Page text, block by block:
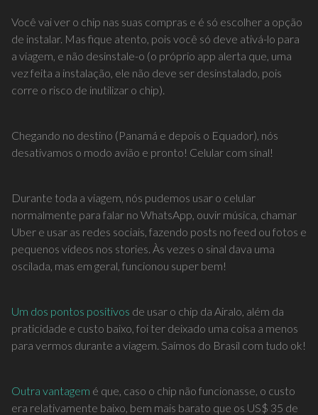
Você vai ver o chip nas suas compras e é só escolher a opção
de instalar. Mas fique atento, pois você só deve ativá-lo para
a viagem, e não desinstale-o (o próprio app alerta que, uma
vez feita a instalação, ele não deve ser desinstalado, pois
corre o risco de inutilizar o chip).
Chegando no destino (Panamá e depois o Equador), nós
desativamos o modo avião e pronto! Celular com sinal!
Durante toda a viagem, nós pudemos usar o celular
normalmente para falar no WhatsApp, ouvir música, chamar
Uber e usar as redes sociais, fazendo posts no feed ou fotos e
pequenos vídeos nos stories. Às vezes o sinal dava uma
oscilada, mas em geral, funcionou super bem!
Um dos pontos positivos de usar o chip da Airalo, além da
praticidade e custo baixo, foi ter deixado uma coisa a menos
para vermos durante a viagem. Saímos do Brasil com tudo ok!
Outra vantagem é que, caso o chip não funcionasse, o custo
era relativamente baixo, bem mais barato que os US$ 35 de